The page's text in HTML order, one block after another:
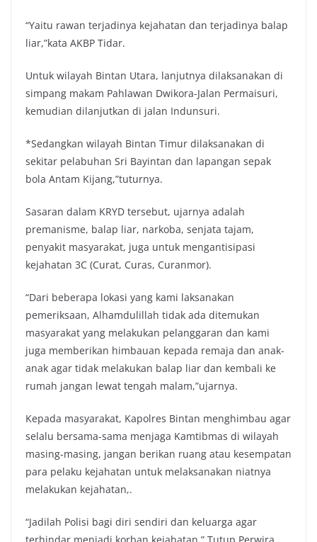
“Yaitu rawan terjadinya kejahatan dan terjadinya balap
liar,”kata AKBP Tidar.
Untuk wilayah Bintan Utara, lanjutnya dilaksanakan di
simpang makam Pahlawan Dwikora-Jalan Permaisuri,
kemudian dilanjutkan di jalan Indunsuri.
*Sedangkan wilayah Bintan Timur dilaksanakan di
sekitar pelabuhan Sri Bayintan dan lapangan sepak
bola Antam Kijang,”tuturnya.
Sasaran dalam KRYD tersebut, ujarnya adalah
premanisme, balap liar, narkoba, senjata tajam,
penyakit masyarakat, juga untuk mengantisipasi
kejahatan 3C (Curat, Curas, Curanmor).
“Dari beberapa lokasi yang kami laksanakan
pemeriksaan, Alhamdulillah tidak ada ditemukan
masyarakat yang melakukan pelanggaran dan kami
juga memberikan himbauan kepada remaja dan anak-
anak agar tidak melakukan balap liar dan kembali ke
rumah jangan lewat tengah malam,”ujarnya.
Kepada masyarakat, Kapolres Bintan menghimbau agar
selalu bersama-sama menjaga Kamtibmas di wilayah
masing-masing, jangan berikan ruang atau kesempatan
para pelaku kejahatan untuk melaksanakan niatnya
melakukan kejahatan,.
“Jadilah Polisi bagi diri sendiri dan keluarga agar